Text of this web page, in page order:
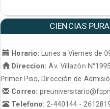
CIENCIAS
Horario:
Lunes a Viernes de
Direccion: Av. Villazón
Primer Piso, Dirección de
Correo:
Telefono: 2-440144 -